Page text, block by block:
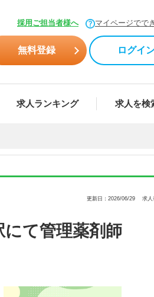
採用ご担当者様へ マイページでで
無料登録 ログイ
求人ランキング 求人を検
更新日：2026/06/29 求人
にて管理薬剤師